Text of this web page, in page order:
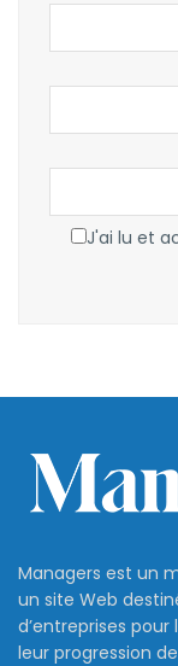
J'ai lu et
Managers est un
un site Web
d’entreprises
leur progression